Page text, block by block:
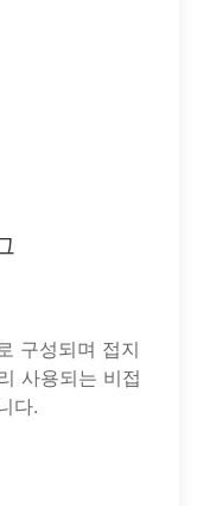
구성되며 접지
사용되는 비접
다.